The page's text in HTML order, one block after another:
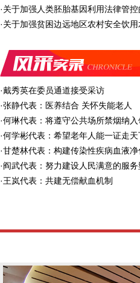
·关于加强人类胚胎基因利用法律管控
·关于加强贫困边远地区农村安全饮
·戴秀英在委员通道接受采访
·张静代表：医养结合 关怀失能老人
·何琳代表：将遵守公共场所禁烟纳
·何学彬代表：希望老年人能一证走天
·甘楚林代表：构建传染性疾病血液
·阎武代表：努力建设人民满意的服
·王岚代表：共建无偿献血机制